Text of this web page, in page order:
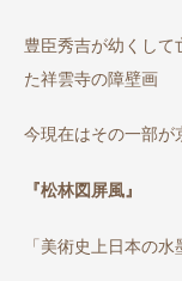
豊臣秀吉が幼くして
た祥雲寺の障壁画
今現在はその一部が
『松林図屏風』
「美術史上日本の